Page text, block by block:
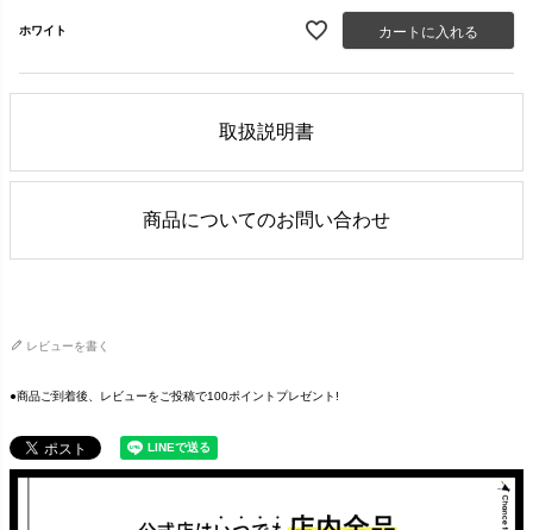
ホワイト カートに入れる
取扱説明書
商品についてのお問い合わせ
レビューを書く
●商品ご到着後、レビューをご投稿で100ポイントプレゼント!